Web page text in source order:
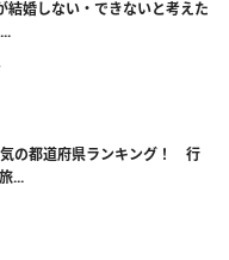
結婚しない・できないと考えた
の都道府県ランキング！ 行
...